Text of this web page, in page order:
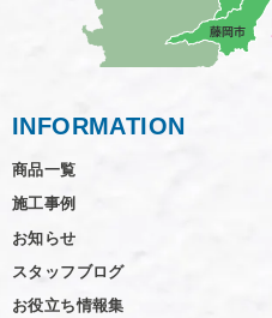
INFORMATION
商品一覧
施工事例
お知らせ
スタッフブログ
お役立ち情報集